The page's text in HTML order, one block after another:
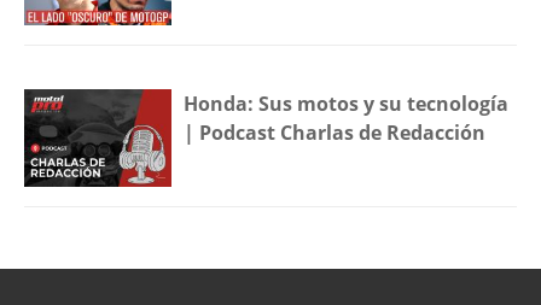
Honda: Sus motos y su tecnología
| Podcast Charlas de Redacción